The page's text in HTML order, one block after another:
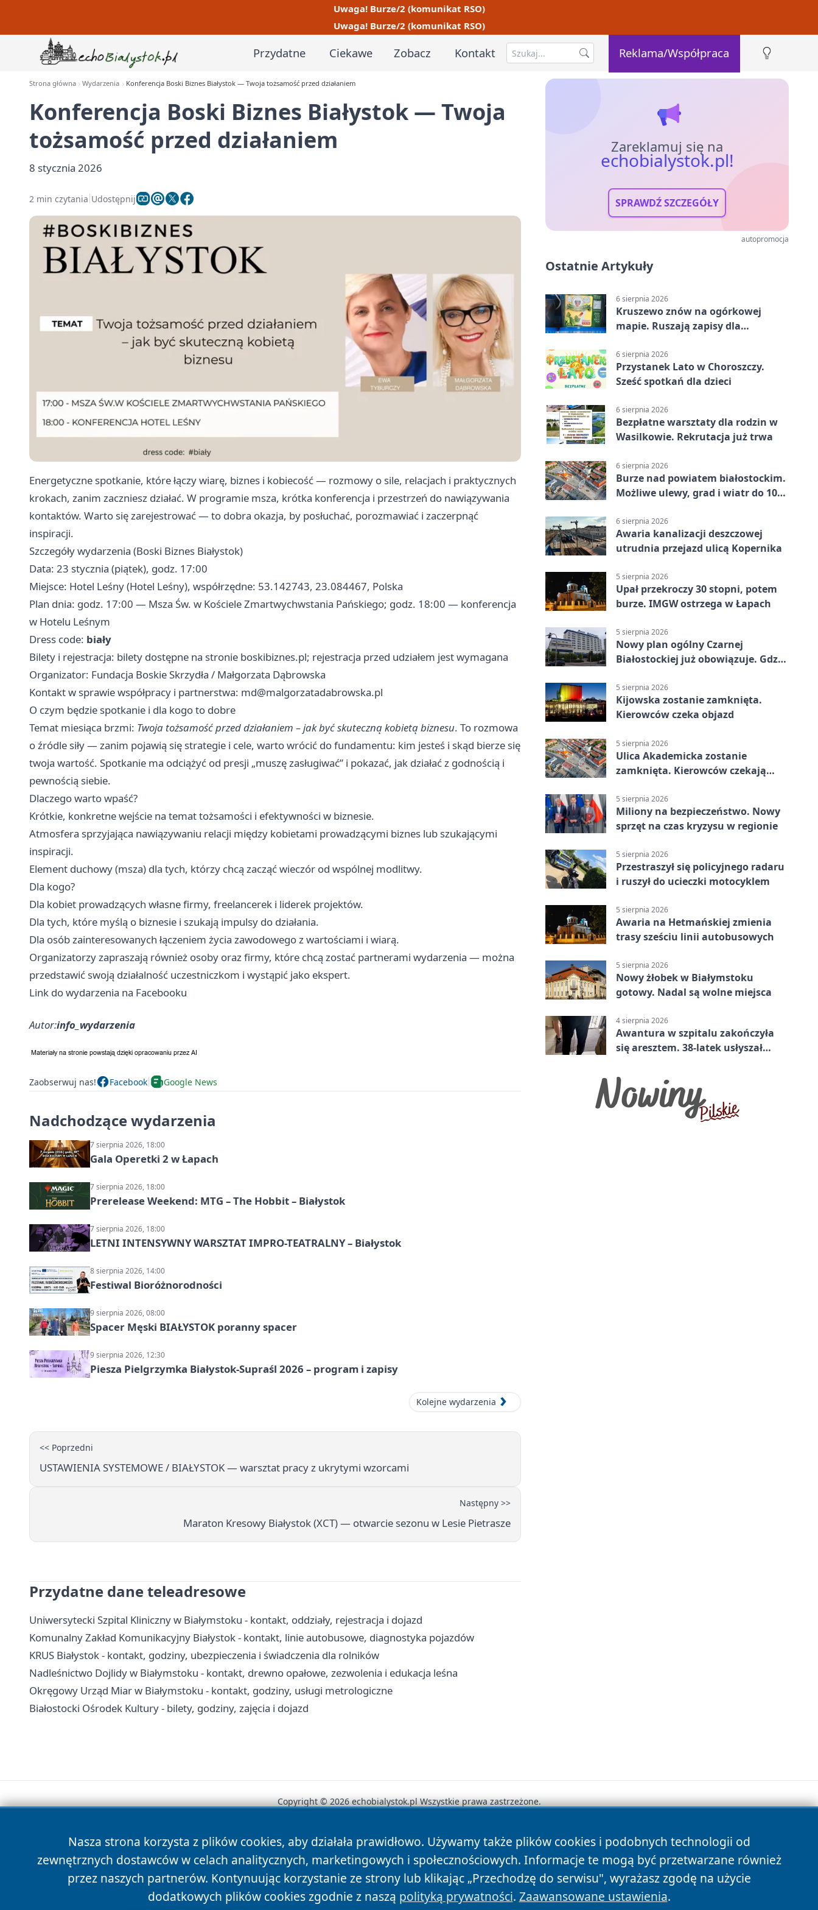
Uwaga! Burze/2 (komunikat RSO)
Uwaga! Burze/2 (komunikat RSO)
Przydatne Ciekawe Zobacz Kontakt Reklama/Współpraca
Strona główna Wydarzenia Konferencja Boski Biznes Białystok — Twoja tożsamość przed działaniem
Konferencja Boski Biznes Białystok — Twoja
tożsamość przed działaniem
8 stycznia 2026
2 min czytania Udostępnij
Energetyczne spotkanie, które łączy wiarę, biznes i kobiecość — rozmowy o sile, relacjach i praktycznych
krokach, zanim zaczniesz działać. W programie msza, krótka konferencja i przestrzeń do nawiązywania
kontaktów. Warto się zarejestrować — to dobra okazja, by posłuchać, porozmawiać i zaczerpnąć
inspiracji.
Szczegóły wydarzenia (Boski Biznes Białystok)
Data: 23 stycznia (piątek), godz. 17:00
Miejsce: Hotel Leśny (Hotel Leśny), współrzędne: 53.142743, 23.084467, Polska
Plan dnia: godz. 17:00 — Msza Św. w Kościele Zmartwychwstania Pańskiego; godz. 18:00 — konferencja
w Hotelu Leśnym
Dress code: biały
Bilety i rejestracja: bilety dostępne na stronie boskibiznes.pl; rejestracja przed udziałem jest wymagana
Organizator: Fundacja Boskie Skrzydła / Małgorzata Dąbrowska
Kontakt w sprawie współpracy i partnerstwa: md@malgorzatadabrowska.pl
O czym będzie spotkanie i dla kogo to dobre
Temat miesiąca brzmi: Twoja tożsamość przed działaniem – jak być skuteczną kobietą biznesu. To rozmowa
o źródle siły — zanim pojawią się strategie i cele, warto wrócić do fundamentu: kim jesteś i skąd bierze się
twoja wartość. Spotkanie ma odciążyć od presji „muszę zasługiwać” i pokazać, jak działać z godnością i
pewnością siebie.
Dlaczego warto wpaść?
Krótkie, konkretne wejście na temat tożsamości i efektywności w biznesie.
Atmosfera sprzyjająca nawiązywaniu relacji między kobietami prowadzącymi biznes lub szukającymi
inspiracji.
Element duchowy (msza) dla tych, którzy chcą zacząć wieczór od wspólnej modlitwy.
Dla kogo?
Dla kobiet prowadzących własne firmy, freelancerek i liderek projektów.
Dla tych, które myślą o biznesie i szukają impulsy do działania.
Dla osób zainteresowanych łączeniem życia zawodowego z wartościami i wiarą.
Organizatorzy zapraszają również osoby oraz firmy, które chcą zostać partnerami wydarzenia — można
przedstawić swoją działalność uczestniczkom i wystąpić jako ekspert.
Link do wydarzenia na Facebooku
Autor:info_wydarzenia
Zaobserwuj nas! Facebook Google News
Nadchodzące wydarzenia
7 sierpnia 2026, 18:00
Gala Operetki 2 w Łapach
7 sierpnia 2026, 18:00
Prerelease Weekend: MTG – The Hobbit – Białystok
7 sierpnia 2026, 18:00
LETNI INTENSYWNY WARSZTAT IMPRO-TEATRALNY – Białystok
8 sierpnia 2026, 14:00
Festiwal Bioróżnorodności
9 sierpnia 2026, 08:00
Spacer Męski BIAŁYSTOK poranny spacer
9 sierpnia 2026, 12:30
Piesza Pielgrzymka Białystok-Supraśl 2026 – program i zapisy
Kolejne wydarzenia
<< Poprzedni
USTAWIENIA SYSTEMOWE / BIAŁYSTOK — warsztat pracy z ukrytymi wzorcami
Następny >>
Maraton Kresowy Białystok (XCT) — otwarcie sezonu w Lesie Pietrasze
Przydatne dane teleadresowe
Uniwersytecki Szpital Kliniczny w Białymstoku - kontakt, oddziały, rejestracja i dojazd
Komunalny Zakład Komunikacyjny Białystok - kontakt, linie autobusowe, diagnostyka pojazdów
KRUS Białystok - kontakt, godziny, ubezpieczenia i świadczenia dla rolników
Nadleśnictwo Dojlidy w Białymstoku - kontakt, drewno opałowe, zezwolenia i edukacja leśna
Okręgowy Urząd Miar w Białymstoku - kontakt, godziny, usługi metrologiczne
Białostocki Ośrodek Kultury - bilety, godziny, zajęcia i dojazd
Zareklamuj się na
echobialystok.pl!
SPRAWDŹ SZCZEGÓŁY
autopromocja
Ostatnie Artykuły
6 sierpnia 2026
Kruszewo znów na ogórkowej
mapie. Ruszają zapisy dla
6 sierpnia 2026
Przystanek Lato w Choroszczy.
Sześć spotkań dla dzieci
6 sierpnia 2026
Bezpłatne warsztaty dla rodzin w
Wasilkowie. Rekrutacja już trwa
6 sierpnia 2026
Burze nad powiatem białostockim.
Możliwe ulewy, grad i wiatr do 100
6 sierpnia 2026
Awaria kanalizacji deszczowej
utrudnia przejazd ulicą Kopernika
5 sierpnia 2026
Upał przekroczy 30 stopni, potem
burze. IMGW ostrzega w Łapach
5 sierpnia 2026
Nowy plan ogólny Czarnej
Białostockiej już obowiązuje. Gdzie
5 sierpnia 2026
Kijowska zostanie zamknięta.
Kierowców czeka objazd
5 sierpnia 2026
Ulica Akademicka zostanie
zamknięta. Kierowców czekają
5 sierpnia 2026
Miliony na bezpieczeństwo. Nowy
sprzęt na czas kryzysu w regionie
5 sierpnia 2026
Przestraszył się policyjnego radaru
i ruszył do ucieczki motocyklem
5 sierpnia 2026
Awaria na Hetmańskiej zmienia
trasy sześciu linii autobusowych
5 sierpnia 2026
Nowy żłobek w Białymstoku
gotowy. Nadal są wolne miejsca
4 sierpnia 2026
Awantura w szpitalu zakończyła
się aresztem. 38-latek usłyszał
Nasza strona korzysta z plików cookies, aby działała prawidłowo. Używamy także plików cookies i podobnych technologii od
zewnętrznych dostawców w celach analitycznych, marketingowych i społecznościowych. Informacje te mogą być przetwarzane również
przez naszych partnerów. Kontynuując korzystanie ze strony lub klikając „Przechodzę do serwisu", wyrażasz zgodę na użycie
dodatkowych plików cookies zgodnie z naszą polityką prywatności. Zaawansowane ustawienia.
Copyright © 2026 echobialystok.pl Wszystkie prawa zastrzeżone.
News Autorzy Polityka Prywatności Polityka Cookies